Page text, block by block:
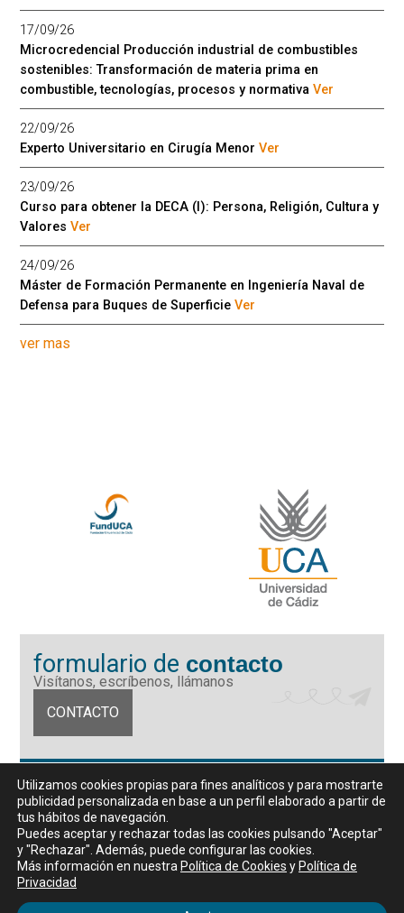
17/09/26
Microcredencial Producción industrial de combustibles
sostenibles: Transformación de materia prima en
combustible, tecnologías, procesos y normativaVer
22/09/26
Experto Universitario en Cirugía MenorVer
23/09/26
Curso para obtener la DECA (I): Persona, Religión, Cultura y
ValoresVer
24/09/26
Máster de Formación Permanente en Ingeniería Naval de
Defensa para Buques de SuperficieVer
ver mas
formulario de contacto
Visítanos, escríbenos, llámanos
CONTACTO
Fundación Universidad de Cádiz
Calle Ancha 10 (Edificio José Pérez Llorca), CP. 11001, Cádiz
CIF: G11442167
956 07 03 70 / 72
Horario de atención al público
De lunes a viernes, de 9 a 14 horas
Utilizamos cookies propias para fines analíticos y para mostrarte
publicidad personalizada en base a un perfil elaborado a partir de
tus hábitos de navegación.
Puedes aceptar y rechazar todas las cookies pulsando "Aceptar"
y "Rechazar". Además, puede configurar las cookies.
Más información en nuestra Política de Cookies y Política de
Privacidad